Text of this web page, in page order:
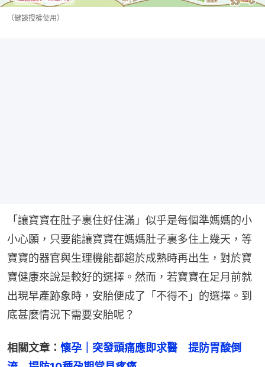
（健談授權使用）
「讓寶寶在肚子裏住好住滿」似乎是每個準媽媽的小
小心願，只要能讓寶寶在媽媽肚子裏多住上幾天，等
寶寶的器官與生理機能都趨於成熟時再出生，對於寶
寶健康來說是較好的選擇。然而，若寶寶在足月前就
出現早產跡象時，安胎便成了「不得不」的選擇。到
底甚麼情況下需要安胎呢？
相關文章： 懷孕｜突發頭痛應即求醫　提防胃酸倒